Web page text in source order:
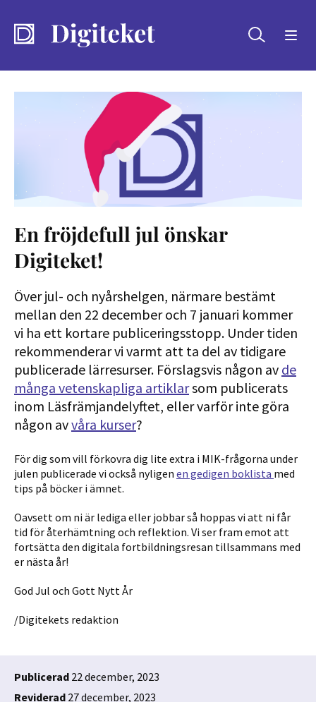
Sök
Publicerad 22 december, 2023
Reviderad 27 december, 2023
En fröjdefull jul önskar
Digiteket!
Över jul- och nyårshelgen, närmare bestämt
mellan den 22 december och 7 januari kommer
vi ha ett kortare publiceringsstopp. Under tiden
rekommenderar vi varmt att ta del av tidigare
publicerade lärresurser. Förslagsvis någon av de
många vetenskapliga artiklarsom publicerats
inom Läsfrämjandelyftet, eller varför inte göra
någon avvåra kurser?
För dig som vill förkovra dig lite extra i MIK-frågorna under
julen publicerade vi också nyligen en gedigen boklista med
tips på böcker i ämnet.
Oavsett om ni är lediga eller jobbar så hoppas vi att ni får
tid för återhämtning och reflektion. Vi ser fram emot att
fortsätta den digitala fortbildningsresan tillsammans med
er nästa år!
God Jul och Gott Nytt År
/Digitekets redaktion